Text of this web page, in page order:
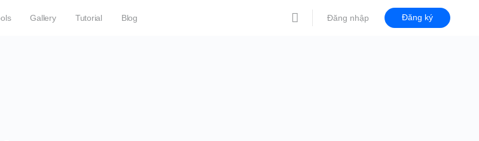
Gallery Tutorial Blog Đăng nhập Đăng ký